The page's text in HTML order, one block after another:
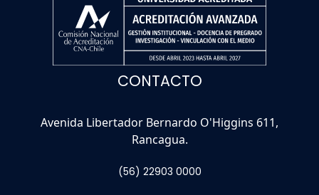
CONTACTO
Avenida Libertador Bernardo O'Higgins 611,
Rancagua.
(56) 22903 0000